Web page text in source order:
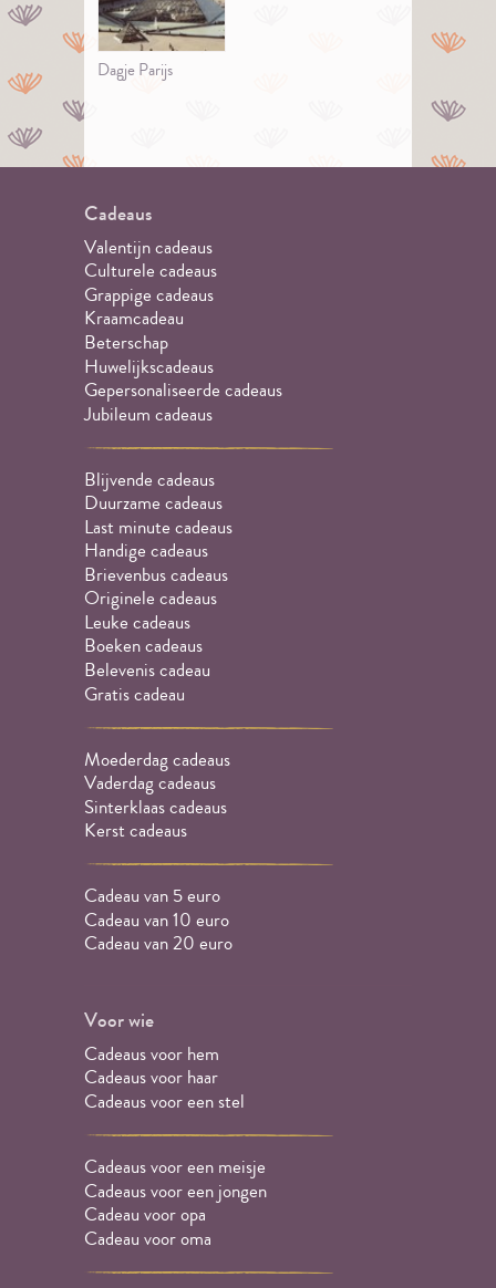
Dagje Parijs
Cadeaus
Valentijn cadeaus
Culturele cadeaus
Grappige cadeaus
Kraamcadeau
Beterschap
Huwelijkscadeaus
Gepersonaliseerde cadeaus
Jubileum cadeaus
Blijvende cadeaus
Duurzame cadeaus
Last minute cadeaus
Handige cadeaus
Brievenbus cadeaus
Originele cadeaus
Leuke cadeaus
Boeken cadeaus
Belevenis cadeau
Gratis cadeau
Moederdag cadeaus
Vaderdag cadeaus
Sinterklaas cadeaus
Kerst cadeaus
Cadeau van 5 euro
Cadeau van 10 euro
Cadeau van 20 euro
Voor wie
Cadeaus voor hem
Cadeaus voor haar
Cadeaus voor een stel
Cadeaus voor een meisje
Cadeaus voor een jongen
Cadeau voor opa
Cadeau voor oma